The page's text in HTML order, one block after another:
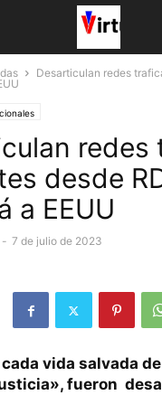
Desarticulan redes
redes
desde
a EEUU
- 7 de julio de 2023
vida salvada
fueron